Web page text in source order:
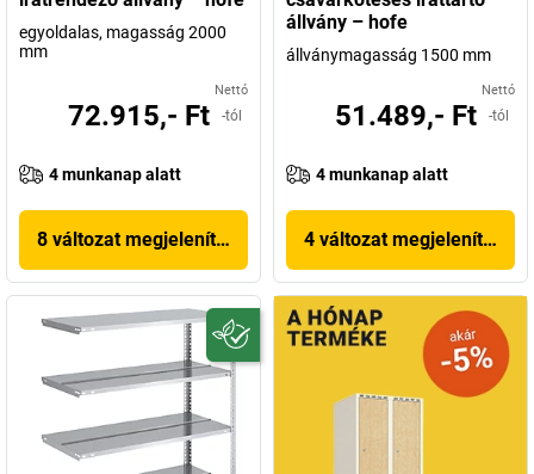
egyoldalas, magasság 2000
mm
Nettó
72.915,- Ft -tól
4 munkanap alatt
8 változat megjelenítése
állvány – hofe
állványmagasság 1500 mm
Nettó
51.489,- Ft -tól
4 munkanap alatt
4 változat megjelenítése